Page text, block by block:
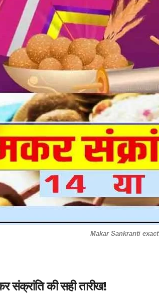
Makar Sankranti
संक्रांति की सही तारीख!